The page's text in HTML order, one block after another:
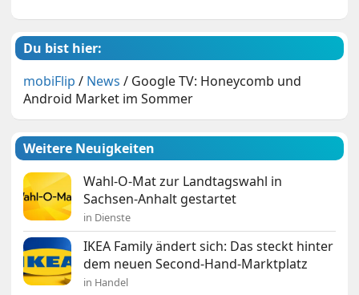
Du bist hier:
mobiFlip / News / Google TV: Honeycomb und
Android Market im Sommer
Weitere Neuigkeiten
Wahl-O-Mat zur Landtagswahl in
Sachsen-Anhalt gestartet
in Dienste
IKEA Family ändert sich: Das steckt hinter
dem neuen Second-Hand-Marktplatz
in Handel